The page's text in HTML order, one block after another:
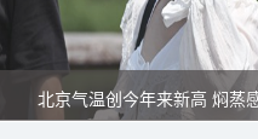
北京气温创今年来新高 焖蒸